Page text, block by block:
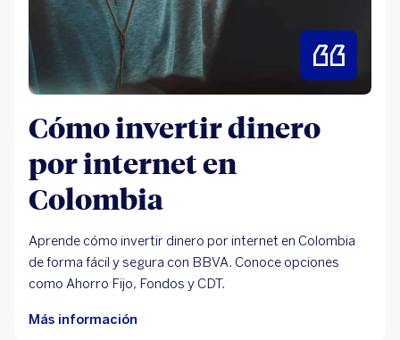
Cómo invertir dinero
por internet en
Colombia
Aprende cómo invertir dinero por internet en Colombia
de forma fácil y segura con BBVA. Conoce opciones
como Ahorro Fijo, Fondos y CDT.
Más información